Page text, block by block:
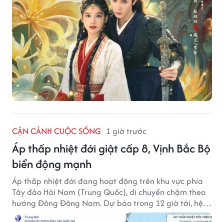
CẬN CẢNH CUỘC SỐNG 1 giờ trước
Áp thấp nhiệt đới giật cấp 8, Vịnh Bắc Bộ
biển động mạnh
Áp thấp nhiệt đới đang hoạt động trên khu vực phía
Tây đảo Hải Nam (Trung Quốc), di chuyển chậm theo
hướng Đông Đông Nam. Dự báo trong 12 giờ tới, hệ
thống này suy yếu dần thành vùng áp thấp.